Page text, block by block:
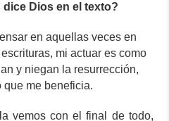
dice Dios en el texto?
en aquellas veces en
mi actuar es como
y niegan la resurrección,
que me beneficia.
vemos con el final de todo,